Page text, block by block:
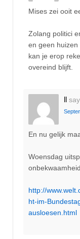
Mises zei ooit
Zolang politici
en geen huizen
kan je erop
overeind blijft.
ll
En nu gelijk
Woensdag
http://
ht-im-
ausloesen.html